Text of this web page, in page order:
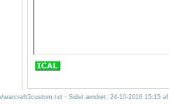
warcraft3custom.txt· Sidst ændret: 24-10-2016 15:15 af